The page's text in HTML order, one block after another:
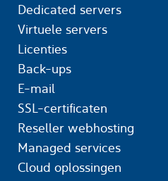
Dedicated servers
Virtuele servers
Licenties
Back-ups
E-mail
SSL-certificaten
Reseller webhosting
Managed services
Cloud oplossingen